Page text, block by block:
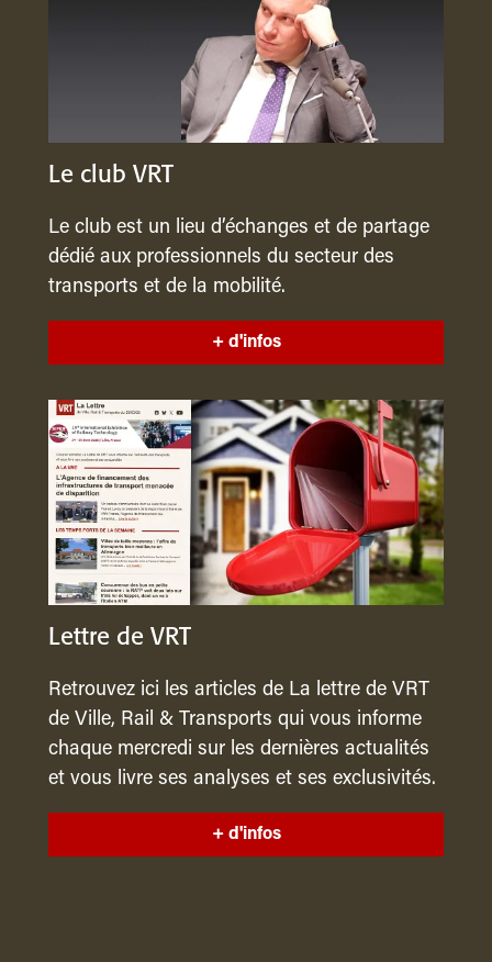
Le club VRT
Le club est un lieu d’échanges et de partage
dédié aux professionnels du secteur des
transports et de la mobilité.
+ d'infos
Lettre de VRT
Retrouvez ici les articles de La lettre de VRT
de Ville, Rail & Transports qui vous informe
chaque mercredi sur les dernières actualités
et vous livre ses analyses et ses exclusivités.
+ d'infos